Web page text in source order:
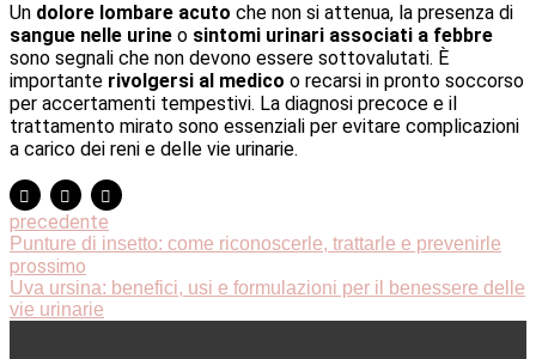
Un dolore lombare acuto che non si attenua, la presenza di
sangue nelle urine o sintomi urinari associati a febbre
sono segnali che non devono essere sottovalutati. È
importante rivolgersi al medico o recarsi in pronto soccorso
per accertamenti tempestivi. La diagnosi precoce e il
trattamento mirato sono essenziali per evitare complicazioni
a carico dei reni e delle vie urinarie.
precedente
Punture di insetto: come riconoscerle, trattarle e prevenirle
prossimo
Uva ursina: benefici, usi e formulazioni per il benessere delle
vie urinarie